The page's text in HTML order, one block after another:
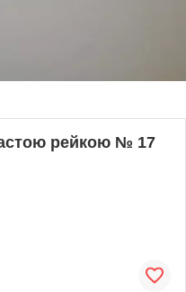
рейкою № 17